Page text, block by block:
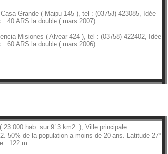
Grande ( Maipu 145 ), tel : (03758) 423085, Idée
: 40 ARS la double ( mars 2007)
Misiones ( Alvear 424 ), tel : (03758) 422402, Idée
: 60 ARS la double ( mars 2006).
( 23.000 hab. sur 913 km2. ), Ville principale
50% de la population a moins de 20 ans. Latitude 27º
: 122 m.